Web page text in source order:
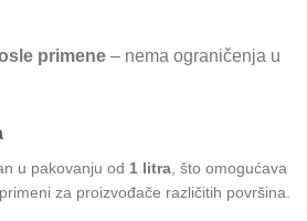
primene– nema ograničenja u
u pakovanju od 1 litra, što omogućava
za proizvođače različitih površina.